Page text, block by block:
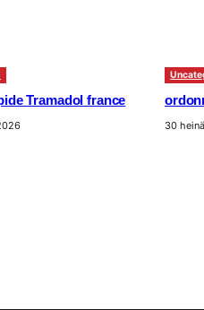
Tramadol france
30